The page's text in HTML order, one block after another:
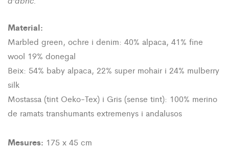
Material:
Marbled green, ochre i denim: 40% alpaca, 41% fine
wool 19% donegal
Beix: 54% baby alpaca, 22% super mohair i 24% mulberry
silk
Mostassa (tint Oeko-Tex) i Gris (sense tint): 100% merino
de ramats transhumants extremenys i andalusos
Mesures: 175 x 45 cm